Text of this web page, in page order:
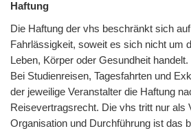
Haftung
Die Haftung der vhs beschränkt sich
Fahrlässigkeit, soweit es sich nicht um
Leben, Körper oder Gesundheit handelt.
Bei Studienreisen, Tagesfahrten und
der jeweilige Veranstalter die Haftung
Reisevertragsrecht. Die vhs tritt nur als
Organisation und Durchführung ist das